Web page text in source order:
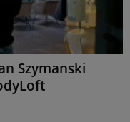
Szymanski